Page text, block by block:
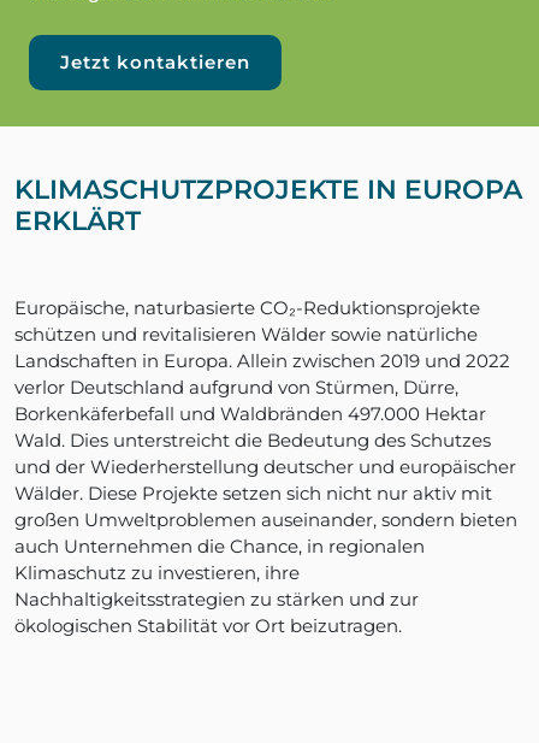
Jetzt kontaktieren
KLIMASCHUTZPROJEKTE IN EUROPA
ERKLÄRT
Europäische, naturbasierte CO₂-Reduktionsprojekte
schützen und revitalisieren Wälder sowie natürliche
Landschaften in Europa. Allein zwischen 2019 und 2022
verlor Deutschland aufgrund von Stürmen, Dürre,
Borkenkäferbefall und Waldbränden 497.000 Hektar
Wald. Dies unterstreicht die Bedeutung des Schutzes
und der Wiederherstellung deutscher und europäischer
Wälder. Diese Projekte setzen sich nicht nur aktiv mit
großen Umweltproblemen auseinander, sondern bieten
auch Unternehmen die Chance, in regionalen
Klimaschutz zu investieren, ihre
Nachhaltigkeitsstrategien zu stärken und zur
ökologischen Stabilität vor Ort beizutragen.